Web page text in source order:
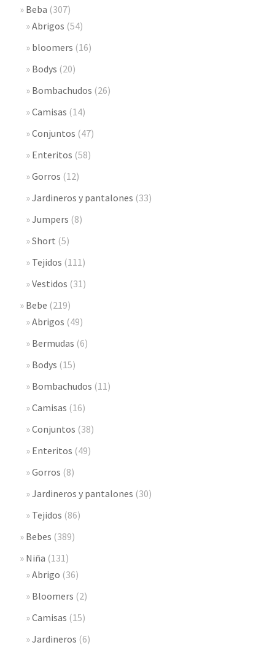
Beba (307)
Abrigos (54)
bloomers (16)
Bodys (20)
Bombachudos (26)
Camisas (14)
Conjuntos (47)
Enteritos (58)
Gorros (12)
Jardineros y pantalones (33)
Jumpers (8)
Short (5)
Tejidos (111)
Vestidos (31)
Bebe (219)
Abrigos (49)
Bermudas (6)
Bodys (15)
Bombachudos (11)
Camisas (16)
Conjuntos (38)
Enteritos (49)
Gorros (8)
Jardineros y pantalones (30)
Tejidos (86)
Bebes (389)
Niña (131)
Abrigo (36)
Bloomers (2)
Camisas (15)
Jardineros (6)